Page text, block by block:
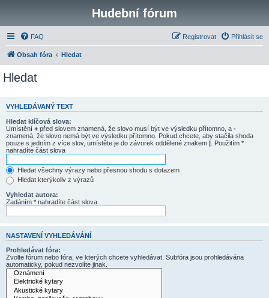
Hudební fórum
FAQ Přihlásit se
Registrovat
Obsah fóra Hledat
Hledat
VYHLEDÁVANÝ TEXT
Hledat klíčová slova:
Umístění + před slovem znamená, že slovo musí být ve výsledku přítomno, a -
znamená, že slovo nemá být ve výsledku přítomno. Pokud chcete, aby stačila shoda
pouze s jedním z více slov, umístěte je do závorek oddělené znakem | . Použitím *
nahradíte část slova
Hledat všechny výrazy nebo přesnou shodu s dotazem
Hledat kterýkoliv z výrazů
Vyhledat autora:
Zadáním * nahradíte část slova
NASTAVENÍ VYHLEDÁVÁNÍ
Prohledávat fóra:
Zvolte fórum nebo fóra, ve kterých chcete vyhledávat. Subfóra jsou prohledávána
automaticky, pokud nezvolíte jinak.